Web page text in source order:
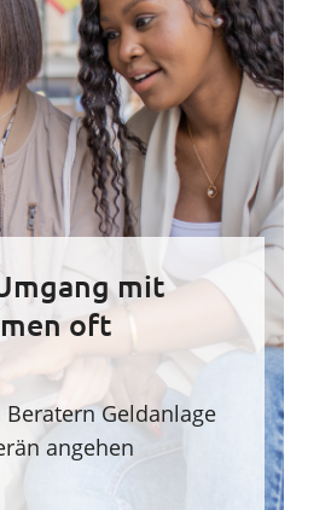
mit
oft
Geldanlage
angehen